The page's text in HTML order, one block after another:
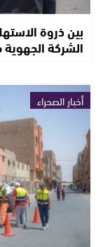
بين ذروة
الشركة
أخبار الصحراء